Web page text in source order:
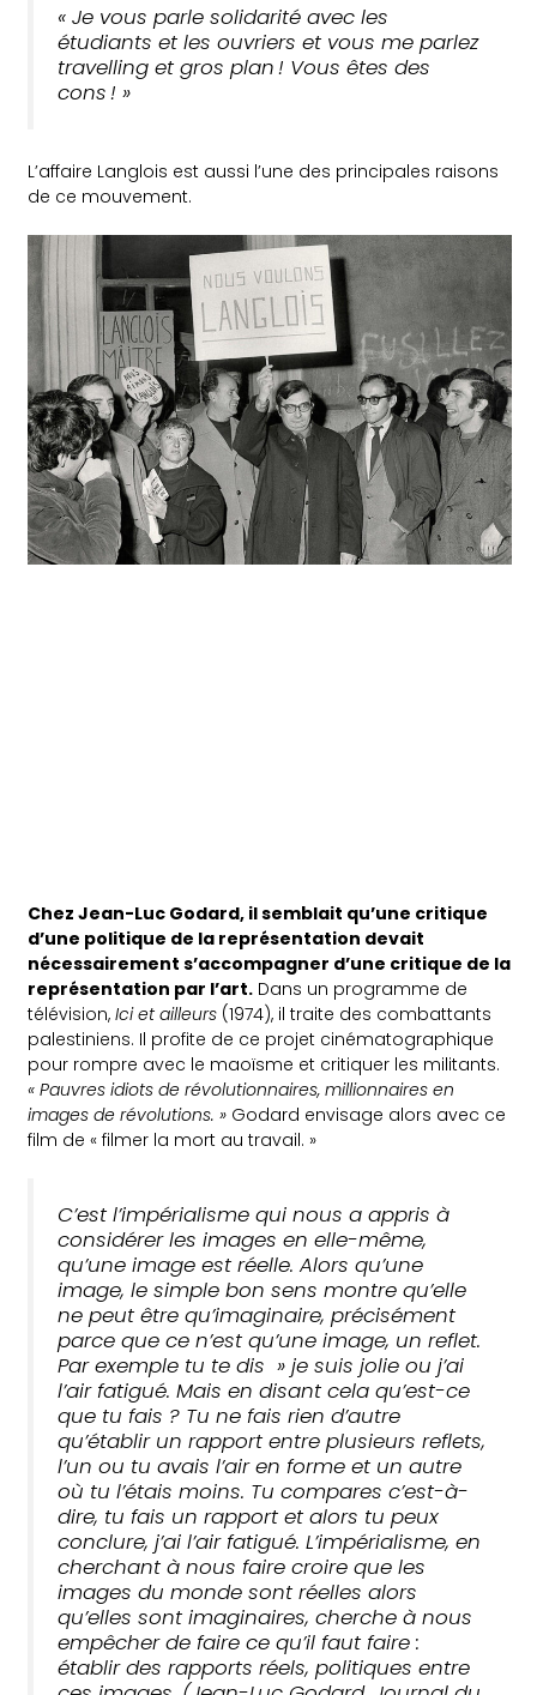
« Je vous parle solidarité avec les
étudiants et les ouvriers et vous me parlez
travelling et gros plan ! Vous êtes des
cons ! »
L’affaire Langlois est aussi l’une des principales raisons
de ce mouvement.
Chez Jean-Luc Godard, il semblait qu’une critique
d’une politique de la représentation devait
nécessairement s’accompagner d’une critique de la
représentation par l’art. Dans un programme de
télévision, Ici et ailleurs (1974), il traite des combattants
palestiniens. Il profite de ce projet cinématographique
pour rompre avec le maoïsme et critiquer les militants.
« Pauvres idiots de révolutionnaires, millionnaires en
images de révolutions. » Godard envisage alors avec ce
film de « filmer la mort au travail. »
C’est l’impérialisme qui nous a appris à
considérer les images en elle-même,
qu’une image est réelle. Alors qu’une
image, le simple bon sens montre qu’elle
ne peut être qu’imaginaire, précisément
parce que ce n’est qu’une image, un reflet.
Par exemple tu te dis » je suis jolie ou j’ai
l’air fatigué. Mais en disant cela qu’est-ce
que tu fais ? Tu ne fais rien d’autre
qu’établir un rapport entre plusieurs reflets,
l’un ou tu avais l’air en forme et un autre
où tu l’étais moins. Tu compares c’est-à-
dire, tu fais un rapport et alors tu peux
conclure, j’ai l’air fatigué. L’impérialisme, en
cherchant à nous faire croire que les
images du monde sont réelles alors
qu’elles sont imaginaires, cherche à nous
empêcher de faire ce qu’il faut faire :
établir des rapports réels, politiques entre